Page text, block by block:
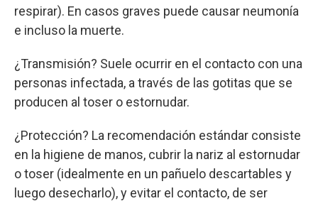
respirar). En casos graves puede causar neumonía
e incluso la muerte.
¿Transmisión? Suele ocurrir en el contacto con una
personas infectada, a través de las gotitas que se
producen al toser o estornudar.
¿Protección? La recomendación estándar consiste
en la higiene de manos, cubrir la nariz al estornudar
o toser (idealmente en un pañuelo descartables y
luego desecharlo), y evitar el contacto, de ser